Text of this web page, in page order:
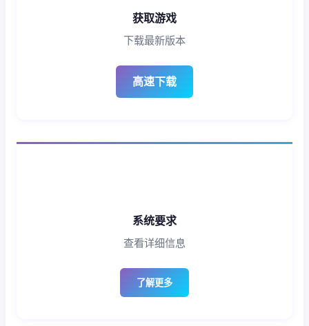
获取游戏
下载最新版本
高速下载
系统要求
查看详细信息
了解更多